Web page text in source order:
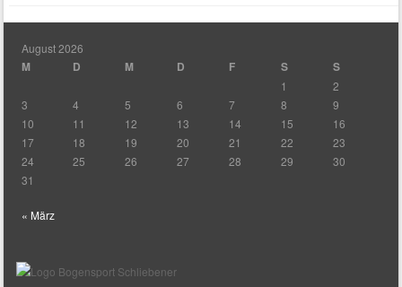
August 2026
M D M D F S S
1
2
3
4 5 6 7 8
9
10
11 12 13 14 15
16
17
18 19 20 21 22
23
24
25 26 27 28 29
30
31
« März